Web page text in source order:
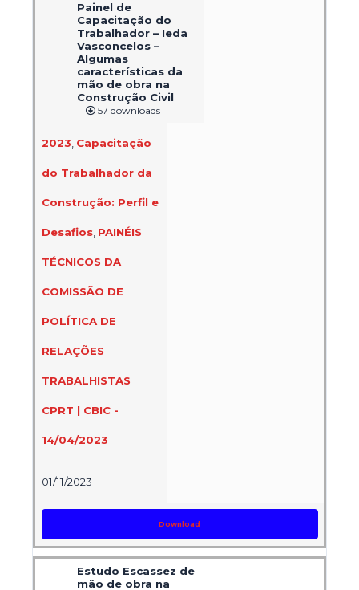
Painel de
Capacitação do
Trabalhador – Ieda
Vasconcelos –
Algumas
características da
mão de obra na
Construção Civil
1 57 downloads
2023 Capacitação
do Trabalhador da
Construção: Perfil e
Desafios, PAINÉIS
TÉCNICOS DA
COMISSÃO DE
POLÍTICA DE
RELAÇÕES
TRABALHISTAS
CPRT | CBIC -
14/04/2023
01/11/2023
Download
Estudo Escassez de
mão de obra na